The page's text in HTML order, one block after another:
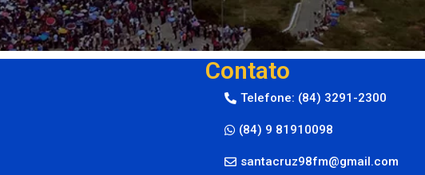
Contato
Telefone: (84) 3291-2300
(84) 9 81910098
santacruz98fm@gmail.com